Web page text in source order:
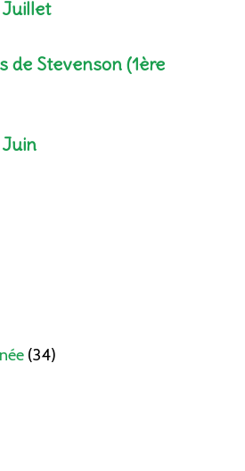
de Stevenson (1ère
(34)